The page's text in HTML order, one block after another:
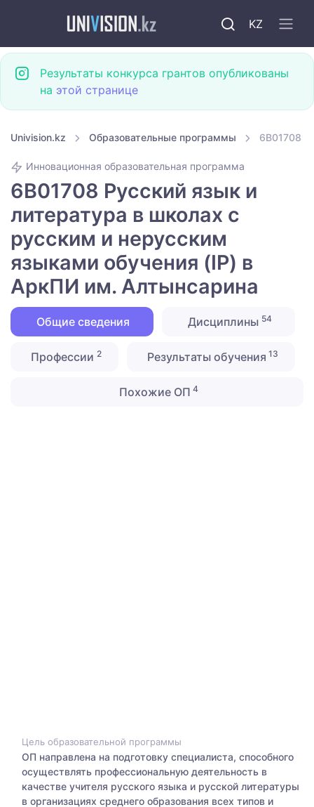
KZ
Результаты конкурса грантов опубликованы
на этой странице
Univision.kz Образовательные программы 6B01708
Инновационная образовательная программа
6B01708 Русский язык и
литература в школах с
русским и нерусским
языками обучения (IP) в
АркПИ им. Алтынсарина
Общие сведения Дисциплины 54
Профессии 2 Результаты обучения 13
Похожие ОП 4
Цель образовательной программы
ОП направлена на подготовку специалиста, способного
осуществлять профессиональную деятельность в
качестве учителя русского языка и русской литературы
в организациях среднего образования всех типов и